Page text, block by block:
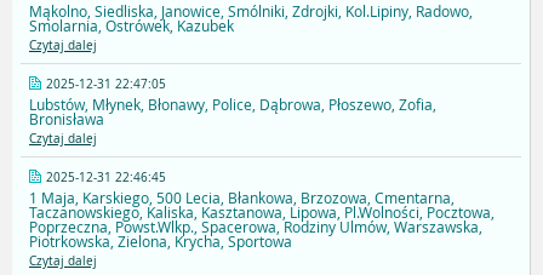
Mąkolno, Siedliska, Janowice, Smólniki, Zdrojki, Kol.Lipiny, Radowo,
Smolarnia, Ostrówek, Kazubek
Czytaj dalej
2025-12-31 22:47:05
Lubstów, Młynek, Błonawy, Police, Dąbrowa, Płoszewo, Zofia,
Bronisława
Czytaj dalej
2025-12-31 22:46:45
1 Maja, Karskiego, 500 Lecia, Błankowa, Brzozowa, Cmentarna,
Taczanowskiego, Kaliska, Kasztanowa, Lipowa, Pl.Wolności, Pocztowa,
Poprzeczna, Powst.Wlkp., Spacerowa, Rodziny Ulmów, Warszawska,
Piotrkowska, Zielona, Krycha, Sportowa
Czytaj dalej